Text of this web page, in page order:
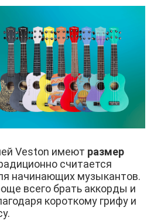
Veston имеют размер
считается
начинающих музыкантов.
всего брать аккорды и
короткому грифу и